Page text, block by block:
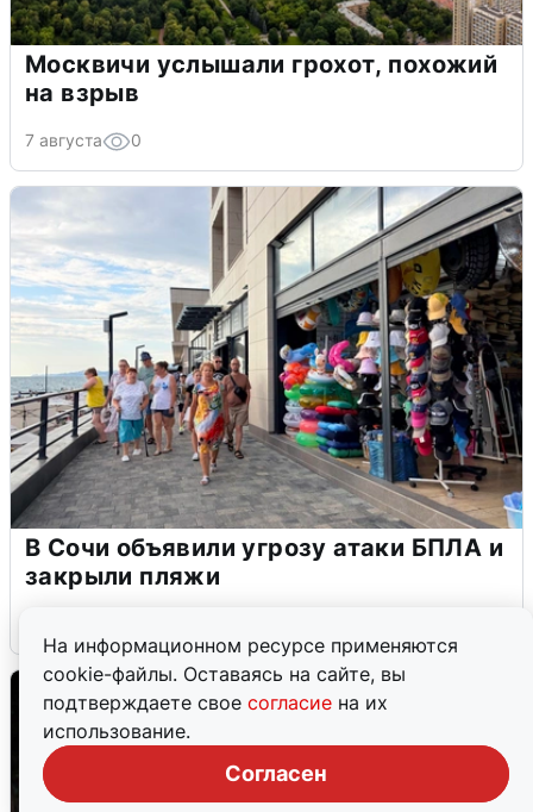
На информационном ресурсе применяются
cookie-файлы. Оставаясь на сайте, вы
подтверждаете свое согласие на их
использование.
Согласен
Москвичи услышали грохот, похожий
на взрыв
7 августа 0
В Сочи объявили угрозу атаки БПЛА и
закрыли пляжи